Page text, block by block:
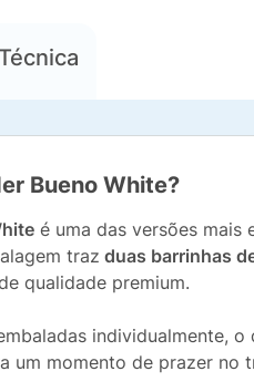
Bueno White?
é uma das versões mais
traz duas barrinhas
qualidade premium.
individualmente,
um momento de prazer no